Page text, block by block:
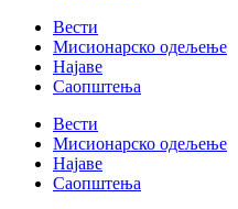
Вести
Мисионарско одељење
Најаве
Саопштења
Вести
Мисионарско одељење
Најаве
Саопштења